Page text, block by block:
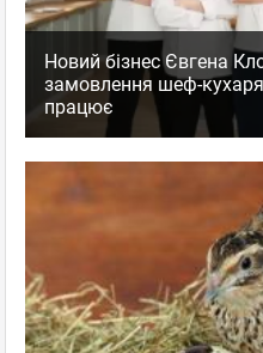
Новий бізнес Євгена
замовлення шеф-
працює